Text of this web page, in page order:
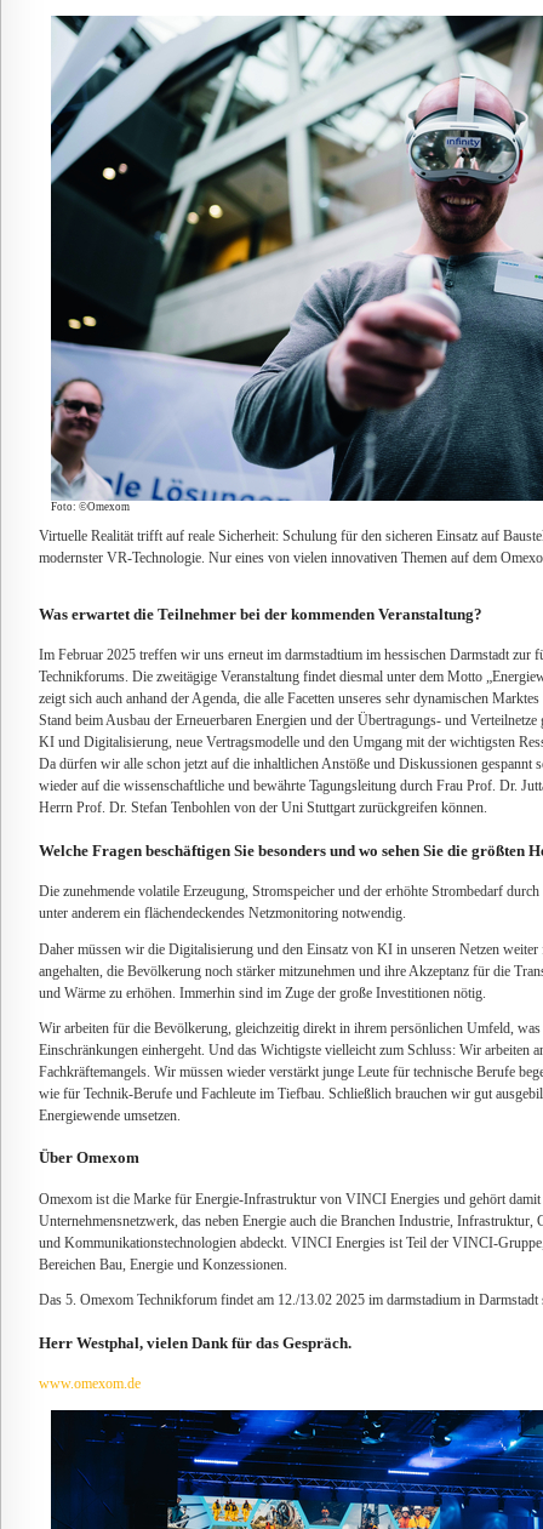
Foto: ©Omexom
Virtuelle Realität trifft auf reale Sicherheit: Schulung für den sicheren Einsatz auf
modernster VR-Technologie. Nur eines von vielen innovativen Themen auf dem
Was erwartet die Teilnehmer bei der kommenden Veranstaltung?
Im Februar 2025 treffen wir uns erneut im darmstadtium im hessischen Darmstadt zur
Technikforums. Die zweitägige Veranstaltung findet diesmal unter dem Motto
zeigt sich auch anhand der Agenda, die alle Facetten unseres sehr dynamischen
Stand beim Ausbau der Erneuerbaren Energien und der Übertragungs- und Verteilnetze
KI und Digitalisierung, neue Vertragsmodelle und den Umgang mit der wichtigsten
Da dürfen wir alle schon jetzt auf die inhaltlichen Anstöße und Diskussionen gespannt
wieder auf die wissenschaftliche und bewährte Tagungsleitung durch Frau Prof. Dr.
Herrn Prof. Dr. Stefan Tenbohlen von der Uni Stuttgart zurückgreifen können.
Welche Fragen beschäftigen Sie besonders und wo sehen Sie die größten
Die zunehmende volatile Erzeugung, Stromspeicher und der erhöhte Strombedarf
unter anderem ein flächendeckendes Netzmonitoring notwendig.
Daher müssen wir die Digitalisierung und den Einsatz von KI in unseren Netzen
angehalten, die Bevölkerung noch stärker mitzunehmen und ihre Akzeptanz für die
und Wärme zu erhöhen. Immerhin sind im Zuge der große Investitionen nötig.
Wir arbeiten für die Bevölkerung, gleichzeitig direkt in ihrem persönlichen Umfeld,
Einschränkungen einhergeht. Und das Wichtigste vielleicht zum Schluss: Wir arbeiten
Fachkräftemangels. Wir müssen wieder verstärkt junge Leute für technische Berufe
wie für Technik-Berufe und Fachleute im Tiefbau. Schließlich brauchen wir gut
Energiewende umsetzen.
Über Omexom
Omexom ist die Marke für Energie-Infrastruktur von VINCI Energies und gehört damit
Unternehmensnetzwerk, das neben Energie auch die Branchen Industrie, Infrastruktur,
und Kommunikationstechnologien abdeckt. VINCI Energies ist Teil der VINCI-
Bereichen Bau, Energie und Konzessionen.
Das 5. Omexom Technikforum findet am 12./13.02 2025 im darmstadium in Darmstadt
Herr Westphal, vielen Dank für das Gespräch.
www.omexom.de